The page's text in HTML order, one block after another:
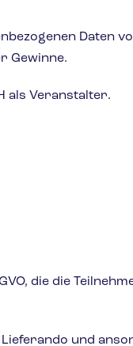
Daten
Gewinne.
als Veranstalter.
die die
und